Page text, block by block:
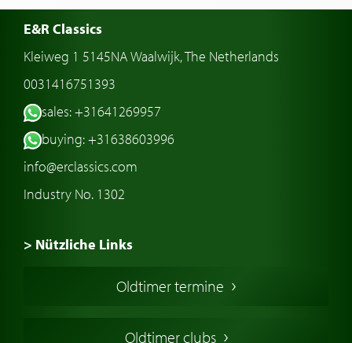
E&R Classics
Kleiweg 1 5145NA Waalwijk, The Netherlands
0031416751393
sales: +31641269957
buying: +31638603996
info@erclassics.com
Industry No. 1302
> Nützliche Links
Oldtimers in EuropaOldtimer termine
Oldtimer clubs